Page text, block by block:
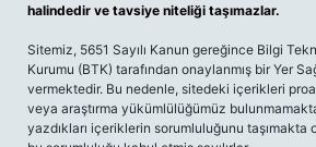
halindedir ve tavsiye niteliği taşımazlar.
Sitemiz, 5651 Sayılı Kanun gereğince Bilgi
Kurumu (BTK) tarafından onaylanmış bir Yer
vermektedir. Bu nedenle, sitedeki içerikleri
veya araştırma yükümlülüğümüz
yazdıkları içeriklerin sorumluluğunu taşımakta